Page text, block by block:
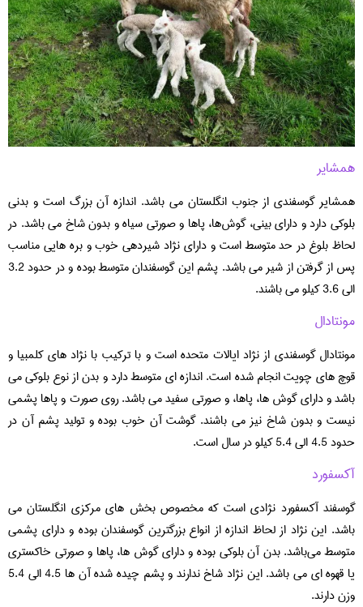
همشایر
همشایر گوسفندی از جنوب انگلستان می باشد. اندازه آن بزرگ است و بدنی
بلوکی دارد و دارای بینی، گوش‌ها، پاها و صورتی سیاه و بدون شاخ می باشد. در
لحاظ بلوغ در حد متوسط است و دارای نژاد شیردهی خوب و بره هایی مناسب
پس از گرفتن از شیر می باشد. پشم این گوسفندان متوسط بوده و در حدود 3.2
الی 3.6 کیلو می باشند.
مونتادال
مونتادال گوسفندی از نژاد ایالات متحده است و با ترکیب با نژاد های کلمبیا و
قوچ های چویت انجام شده است. اندازه ای متوسط دارد و بدن از نوع بلوکی می
باشد و دارای گوش ها، پاها، و صورتی سفید می باشد. روی صورت و پاها پشمی
نیست و بدون شاخ نیز می باشند. گوشت آن خوب بوده و تولید پشم آن در
حدود 4.5 الی 5.4 کیلو در سال است.
آکسفورد
گوسفند آکسفورد نژادی است که مخصوص بخش های مرکزی انگلستان می
باشد. این نژاد از لحاظ اندازه از انواع بزرگترین گوسفندان بوده و دارای پشمی
متوسط می‌باشد. بدن آن بلوکی بوده و دارای گوش ها، پاها و صورتی خاکستری
یا قهوه ای می باشد. این نژاد شاخ ندارند و پشم چیده شده آن ها 4.5 الی 5.4
وزن دارند.